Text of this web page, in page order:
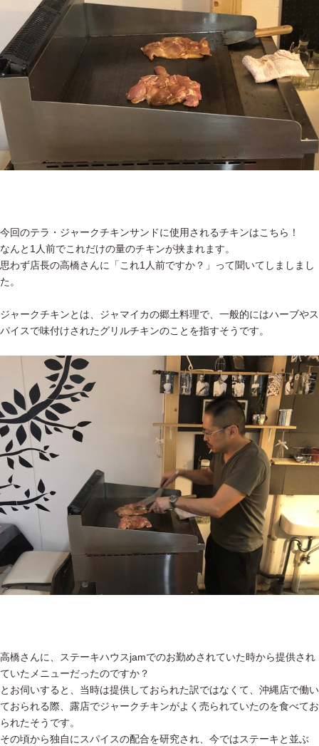
今回のテラ・ジャークチキンサンドに使用されるチキンはこちら！
なんと1人前でこれだけの量のチキンが挟まれます。
思わず店長の高橋さんに「これ1人前ですか？」って聞いてしましまし
た。
ジャークチキンとは、ジャマイカの郷土料理で、一般的にはハーブやス
パイスで味付けされたグリルチキンのことを指すそうです。
高橋さんに、ステーキハウスjamでのお勤めされていた時から提供され
ていたメニューだったのですか？
とお伺いすると、当時は提供しておられた訳ではなくて、沖縄店で働い
ておられる際、露店でジャークチキンがよく売られていたのを食べてお
られたそうです。
その頃から独自にスパイスの配合を研究され、今ではステーキと並ぶ